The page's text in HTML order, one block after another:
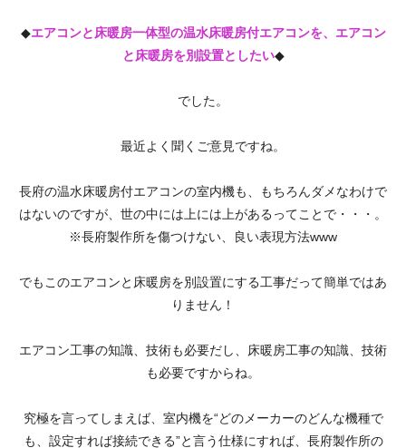
◆エアコンと床暖房一体型の温水床暖房付エアコンを、エアコン
と床暖房を別設置としたい◆
でした。
最近よく聞くご意見ですね。
長府の温水床暖房付エアコンの室内機も、もちろんダメなわけで
はないのですが、世の中には上には上があるってことで・・・。
※長府製作所を傷つけない、良い表現方法www
でもこのエアコンと床暖房を別設置にする工事だって簡単ではあ
りません！
エアコン工事の知識、技術も必要だし、床暖房工事の知識、技術
も必要ですからね。
究極を言ってしまえば、室内機を“どのメーカーのどんな機種で
も、設定すれば接続できる”と言う仕様にすれば、長府製作所の